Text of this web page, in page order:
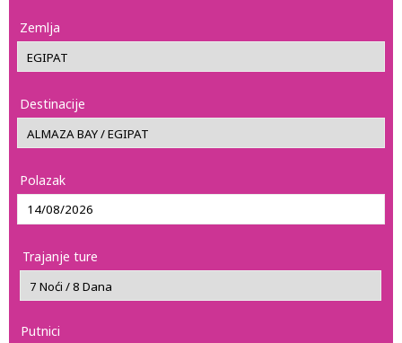
Zemlja
Destinacije
Polazak
Trajanje ture
Putnici